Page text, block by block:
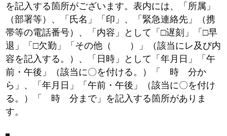
を記入する箇所がございます。表内には、「所属」
（部署等）、「氏名」「印」、「緊急連絡先」（携
帯等の電話番号）、「内容」として「□遅刻」「□早
退」「□欠勤」「その他（ ）」（該当にレ及び内
容を記入する。）、「日時」として「年月日」「午
前・午後」（該当に〇を付ける。）「 時 分か
ら」、「年月日」「午前・午後」（該当に〇を付け
る。）「 時 分まで」を記入する箇所がありま
す。